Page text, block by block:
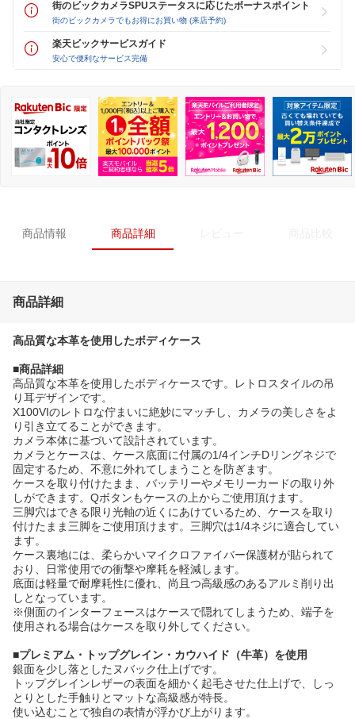
街のビックカメラSPUステータスに応じたボーナスポイント
街のビックカメラでもお得にお買い物 (来店予約)
楽天ビックサービスガイド
安心で便利なサービス完備
商品情報 商品詳細
商品詳細
高品質な本革を使用したボディケース
■商品詳細
高品質な本革を使用したボディケースです。レトロスタイルの吊
り耳デザインです。
X100VIのレトロな佇まいに絶妙にマッチし、カメラの美しさをよ
り引き立てることができます。
カメラ本体に基づいて設計されています。
カメラとケースは、ケース底面に付属の1/4インチDリングネジで
固定するため、不意に外れてしまうことを防ぎます。
ケースを取り付けたまま、バッテリーやメモリーカードの取り外
しができます。Qボタンもケースの上からご使用頂けます。
三脚穴はできる限り光軸の近くにあけているため、ケースを取り
付けたまま三脚をご使用頂けます。三脚穴は1/4ネジに適合してい
ます。
ケース裏地には、柔らかいマイクロファイバー保護材が貼られて
おり、日常使用での衝撃や摩耗を軽減します。
底面は軽量で耐摩耗性に優れ、尚且つ高級感のあるアルミ削り出
しとなっています。
※側面のインターフェースはケースで隠れてしまうため、端子を
使用される場合はケースを取り外してください。
■プレミアム・トップグレイン・カウハイド（牛革）を使用
銀面を少し落としたヌバック仕上げです。
トップグレインレザーの表面を細かく起毛させた仕上げで、しっ
とりとした手触りとマットな高級感が特長。
使い込むことで独自の表情が浮かび上がります。